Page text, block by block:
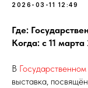
2026-03-11 12:49
Где:
Когда: с 11
В
выставка,